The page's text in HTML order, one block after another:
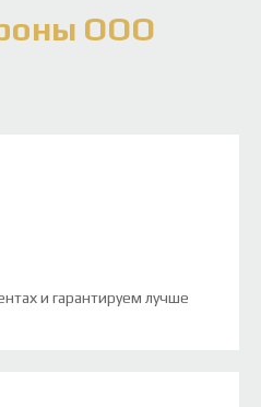
ООО
и гарантируем лучше